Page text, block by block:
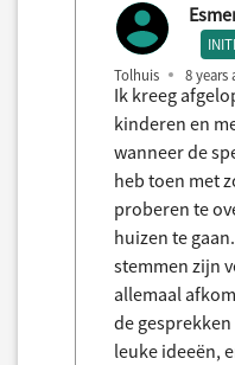
Tolhuis 8 years
Ik kreeg
kinderen en
wanneer de
heb toen met
proberen te
huizen te
stemmen zijn
allemaal
de
leuke ideeën,